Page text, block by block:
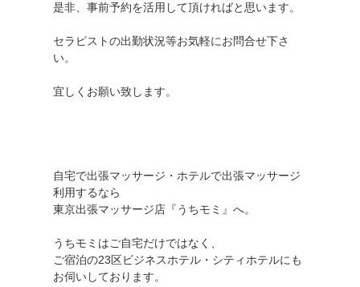
是非、事前予約を活用して頂ければと思います。
セラピストの出勤状況等お気軽にお問合せ下さ
い。
宜しくお願い致します。
自宅で出張マッサージ・ホテルで出張マッサージ
利用するなら
東京出張マッサージ店『うちモミ』へ。
うちモミはご自宅だけではなく、
ご宿泊の23区ビジネスホテル・シティホテルにも
お伺いしております。